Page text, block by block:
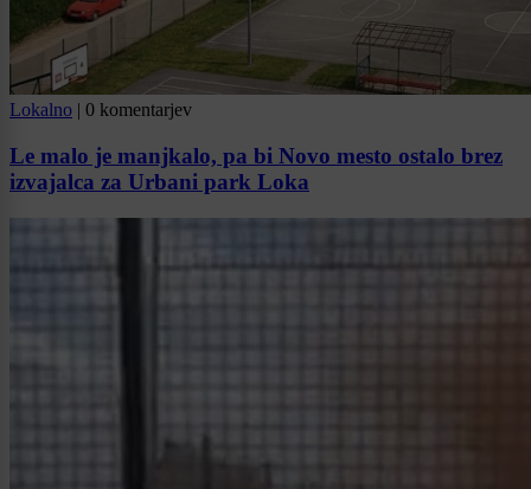
Lokalno | 0 komentarjev
Le malo je manjkalo, pa bi Novo mesto ostalo brez
izvajalca za Urbani park Loka